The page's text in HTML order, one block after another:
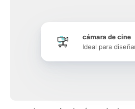
cámara de cine
Ideal para